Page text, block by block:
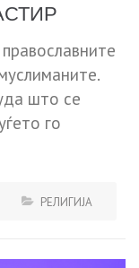
што се
го
РЕЛИГИЈА